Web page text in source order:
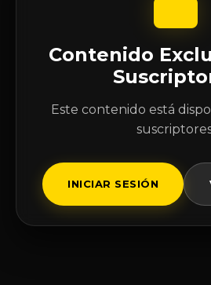
Contenido
Este contenido está
INICIAR SESIÓN